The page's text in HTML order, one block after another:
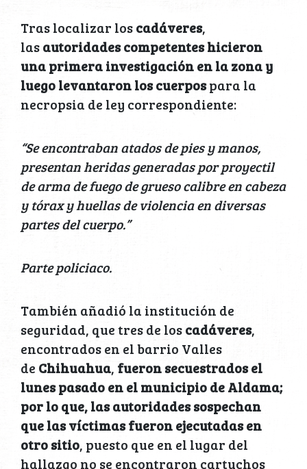
Tras localizar loscadáveres,
lasautoridades competentes hicieron
una primera investigación en la zona y
luego levantaron los cuerpospara la
necropsia de ley correspondiente:
“Se encontraban atados de pies y manos,
presentan heridas generadas por proyectil
de arma de fuego de grueso calibre en cabeza
y tórax y huellas de violencia en diversas
partes del cuerpo.”
Parte policiaco.
También añadió la institución de
seguridad, que tres de loscadáveres,
encontrados en el barrio Valles
de Chihuahua, fueron secuestrados el
lunes pasado en el municipio de Aldama;
por lo que, las autoridades sospechan
que las víctimas fueron ejecutadas en
otro sitio, puesto que en el lugar del
hallazgo no se encontraron cartuchos